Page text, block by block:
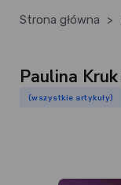
Strona główna >
Paulina Kruk
(wszystkie artykuły)